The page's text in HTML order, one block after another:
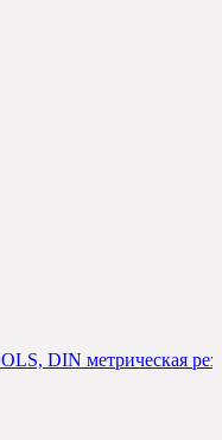
DIN метрическая